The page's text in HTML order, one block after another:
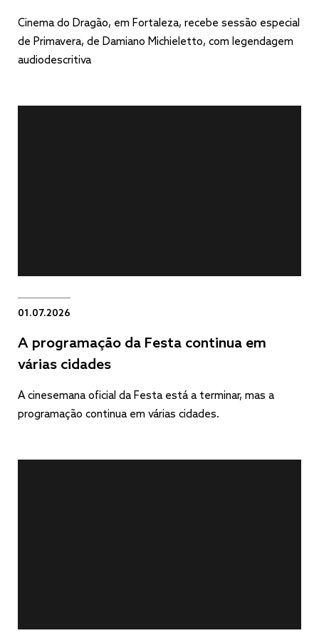
Cinema do Dragão, em Fortaleza, recebe sessão especial
de Primavera, de Damiano Michieletto, com legendagem
audiodescritiva
01.07.2026
A programação da Festa continua em
várias cidades
A cinesemana oficial da Festa está a terminar, mas a
programação continua em várias cidades.